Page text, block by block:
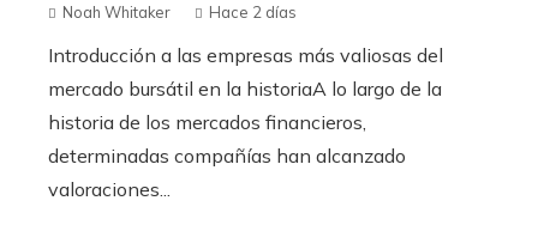
Noah Whitaker Hace 2 días
Introducción a las empresas más valiosas del
mercado bursátil en la historiaA lo largo de la
historia de los mercados financieros,
determinadas compañías han alcanzado
valoraciones...